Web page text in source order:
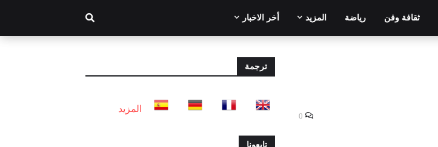
ثقافة وفن رياضة المزيد أخر الاخبار
0
ترجمة
المزيد
تابعونا